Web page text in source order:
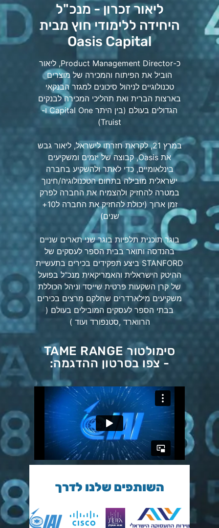
ליאור זכרון - מנכ"ל
היחידה ללימודי חוץ מבית
Oasis Capital
כ-Product Management Director, ליאור
הוביל את הפיתוח והמכירה של מוצרים
טכנולוגיים לניהול סיכונים למגזר הבנקאי
בארצות הברית ואת תהליכי המכירה לבנקים
הגדולים בעולם (בין היתר Capital One ו-
Truist)
במרץ 21, לקראת חזרתו לישראל, ליאור גבש
את Oasis, קבוצה של יזמים ומשקיעים
בינלאומיים, כדי לאתר ולהשקיע בחברה
ישראלית מובילה בתחום הטכנולוגיה/חינוך
במטרה להחזיק ולהצמיח את החברה לפרק
זמן ארוך (יכולת להחזיק את החברה ל10+
שנים)
בוגר תוכנית תלפיות בוגר שני תארים שניים
בהנדסה ותואר בבית הספר לעסקים של
STANFORD ביצע תפקידים בכירים בתעשיית
ההיטק הישראלית והאמריקאית מנכ"ל בפועל
של קרן השקעות פרטית שייסד וניהל הכוללת
משקיעים מילארדרים שחלקם מרצים בכירים
בבתי הספר לעסקים המובילים בעולם (
הרווארד ,סטנפורד ועוד )
סימולטור TAME RANGE
- צפו בסרטון ההדגמה:
השותפים שלנו לדרך